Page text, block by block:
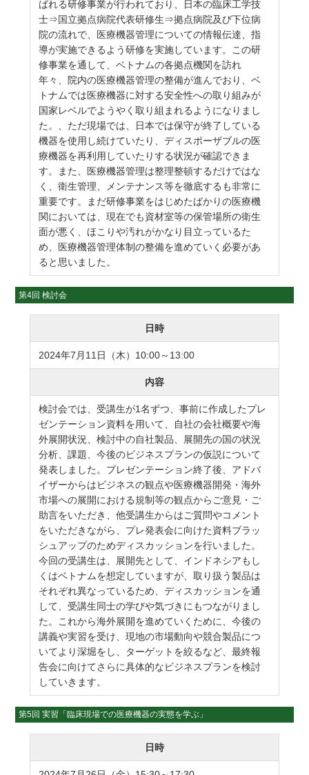
ばれる研修事業が行われており、日本の臨床工学技
士⇒国立拠点病院代表研修生⇒拠点病院及び下位病
院の流れで、医療機器管理についての情報伝達、指
導が実施できるよう研修を実施しています。この研
修事業を通して、ベトナムの各拠点機関を訪れ
年々、院内の医療機器管理の整備が進んでおり、ベ
トナムでは医療機器に対する安全性への取り組みが
国家レベルでようやく取り組まれるようになりまし
た。、ただ現場では、日本では保守が終了している
機器を使用し続けていたり、ディスポーザブルの医
療機器を再利用していたりする状況が確認できま
す。また、医療機器管理は整理整頓するだけではな
く、衛生管理、メンテナンス等を徹底するも非常に
重要です。まだ研修事業をはじめたばかりの医療機
関においては、現在でも資材室等の保管場所の衛生
面が悪く、ほこりや汚れがかなり目立っているた
め、医療機器管理体制の整備を進めていく必要があ
ると思いました。
第4回 検討会
日時
2024年7月11日（木）10:00～13:00
内容
検討会では、受講生が1名ずつ、事前に作成したプレ
ゼンテーション資料を用いて、自社の会社概要や海
外展開状況、検討中の自社製品、展開先の国の状況
分析、課題、今後のビジネスプランの仮説について
発表しました。プレゼンテーション終了後、アドバ
イザーからはビジネスの観点や医療機器開発・海外
市場への展開における規制等の観点からご意見・ご
助言をいただき、他受講生からはご質問やコメント
をいただきながら、プレ発表会に向けた資料ブラッ
シュアップのためディスカッションを行いました。
今回の受講生は、展開先として、インドネシアもし
くはベトナムを想定していますが、取り扱う製品は
それぞれ異なっているため、ディスカッションを通
して、受講生同士の学びや気づきにもつながりまし
た。これから海外展開を進めていくために、今後の
講義や実習を受け、現地の市場動向や競合製品につ
いてより深堀をし、ターゲットを絞るなど、最終報
告会に向けてさらに具体的なビジネスプランを検討
していきます。
第5回 実習「臨床現場での医療機器の実態を学ぶ」
日時